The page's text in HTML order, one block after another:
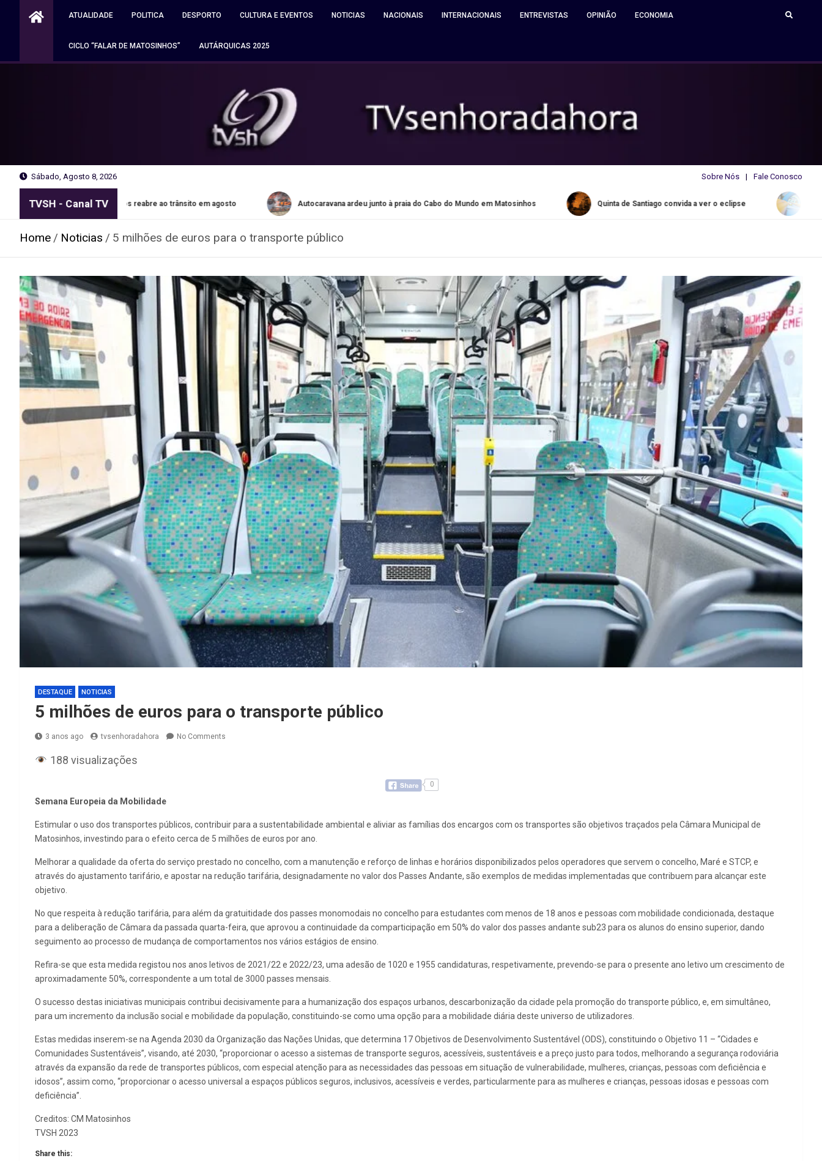
ATUALIDADE POLITICA DESPORTO CULTURA E EVENTOS NOTICIAS NACIONAIS INTERNACIONAIS ENTREVISTAS OPINIÃO ECONOMIA
CICLO “FALAR DE MATOSINHOS” AUTÁRQUICAS 2025
Sábado, Agosto 8, 2026 Sobre Nós Fale Conosco
TVSH - Canal TV
em Matosinhos reabre ao trânsito em agosto Autocaravana ardeu junto à praia do Cabo do Mundo em Matosinhos Quinta de Santiago convida a ver o eclipse Water Slide
Home Noticias 5 milhões de euros para o transporte público
DESTAQUE NOTICIAS
5 milhões de euros para o transporte público
3 anos ago tvsenhoradahora No Comments
188 visualizações
0
Semana Europeia da Mobilidade
Estimular o uso dos transportes públicos, contribuir para a sustentabilidade ambiental e aliviar as famílias dos encargos com os transportes são objetivos traçados pela Câmara Municipal de
Matosinhos, investindo para o efeito cerca de 5 milhões de euros por ano.
Melhorar a qualidade da oferta do serviço prestado no concelho, com a manutenção e reforço de linhas e horários disponibilizados pelos operadores que servem o concelho, Maré e STCP, e
através do ajustamento tarifário, e apostar na redução tarifária, designadamente no valor dos Passes Andante, são exemplos de medidas implementadas que contribuem para alcançar este
objetivo.
No que respeita à redução tarifária, para além da gratuitidade dos passes monomodais no concelho para estudantes com menos de 18 anos e pessoas com mobilidade condicionada, destaque
para a deliberação de Câmara da passada quarta-feira, que aprovou a continuidade da comparticipação em 50% do valor dos passes andante sub23 para os alunos do ensino superior, dando
seguimento ao processo de mudança de comportamentos nos vários estágios de ensino.
Refira-se que esta medida registou nos anos letivos de 2021/22 e 2022/23, uma adesão de 1020 e 1955 candidaturas, respetivamente, prevendo-se para o presente ano letivo um crescimento de
aproximadamente 50%, correspondente a um total de 3000 passes mensais.
O sucesso destas iniciativas municipais contribui decisivamente para a humanização dos espaços urbanos, descarbonização da cidade pela promoção do transporte público, e, em simultâneo,
para um incremento da inclusão social e mobilidade da população, constituindo-se como uma opção para a mobilidade diária deste universo de utilizadores.
Estas medidas inserem-se na Agenda 2030 da Organização das Nações Unidas, que determina 17 Objetivos de Desenvolvimento Sustentável (ODS), constituindo o Objetivo 11 – “Cidades e
Comunidades Sustentáveis”, visando, até 2030, “proporcionar o acesso a sistemas de transporte seguros, acessíveis, sustentáveis e a preço justo para todos, melhorando a segurança rodoviária
através da expansão da rede de transportes públicos, com especial atenção para as necessidades das pessoas em situação de vulnerabilidade, mulheres, crianças, pessoas com deficiência e
idosos”, assim como, “proporcionar o acesso universal a espaços públicos seguros, inclusivos, acessíveis e verdes, particularmente para as mulheres e crianças, pessoas idosas e pessoas com
deficiência”.
Creditos: CM Matosinhos
TVSH 2023
Share this: